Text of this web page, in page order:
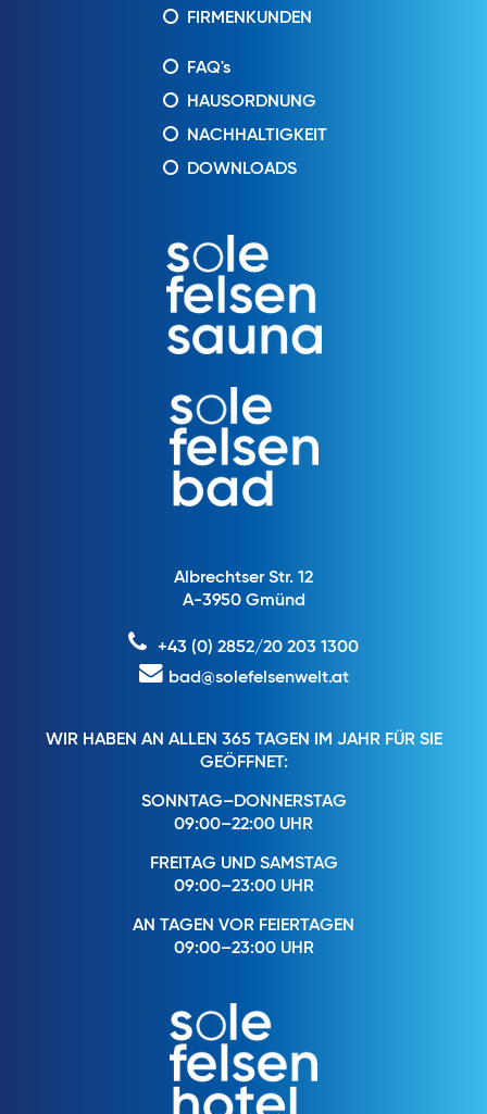
FIRMENKUNDEN
FAQ's
HAUSORDNUNG
NACHHALTIGKEIT
DOWNLOADS
Albrechtser Str. 12
A-3950 Gmünd
+43 (0) 2852/20 203 1300
bad@solefelsenwelt.at
WIR HABEN AN ALLEN 365 TAGEN IM JAHR FÜR SIE
GEÖFFNET:
SONNTAG–DONNERSTAG
09:00–22:00 UHR
FREITAG UND SAMSTAG
09:00–23:00 UHR
AN TAGEN VOR FEIERTAGEN
09:00–23:00 UHR